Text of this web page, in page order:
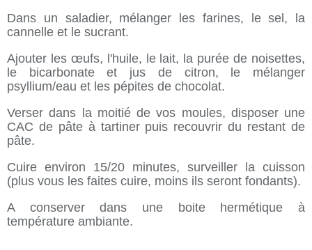
Dans un saladier, mélanger les farines, le sel, la
cannelle et le sucrant.
Ajouter les œufs, l'huile, le lait, la purée de noisettes,
le bicarbonate et jus de citron, le mélanger
psyllium/eau et les pépites de chocolat.
Verser dans la moitié de vos moules, disposer une
CAC de pâte à tartiner puis recouvrir du restant de
pâte.
Cuire environ 15/20 minutes, surveiller la cuisson
(plus vous les faites cuire, moins ils seront fondants).
A conserver dans une boite hermétique à
température ambiante.